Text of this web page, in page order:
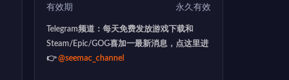
有效期 永久有效
Telegram频道：每天免费发放游戏下载和
Steam/Epic/GOG喜加一最新消息，点这里进
👉@seemac_channel